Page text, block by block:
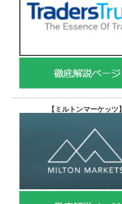
【 ミルトンマーケッツ】